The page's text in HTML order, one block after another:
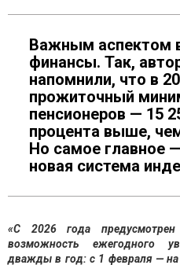
Важным аспектом
финансы. Так,
напомнили, что в
прожиточный
пенсионеров — 15
процента выше,
Но самое главное
новая система
«С 2026 года предусмотрен
возможность ежегодного
дважды в год: с 1 февраля — на